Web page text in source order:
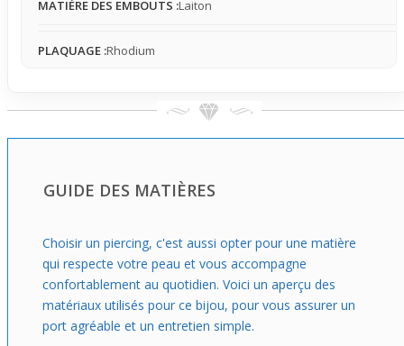
caractère à ton visage ou pour apporter une touche
tous les contextes où tu veux marquer ta différence avec
MATIÈRE DES EMBOUTS :Laiton
PLAQUAGE :Rhodium
GUIDE DES MATIÈRES
Choisir un piercing, c'est aussi opter pour une matière
qui respecte votre peau et vous accompagne
confortablement au quotidien. Voici un aperçu des
matériaux utilisés pour ce bijou, pour vous assurer un
port agréable et un entretien simple.